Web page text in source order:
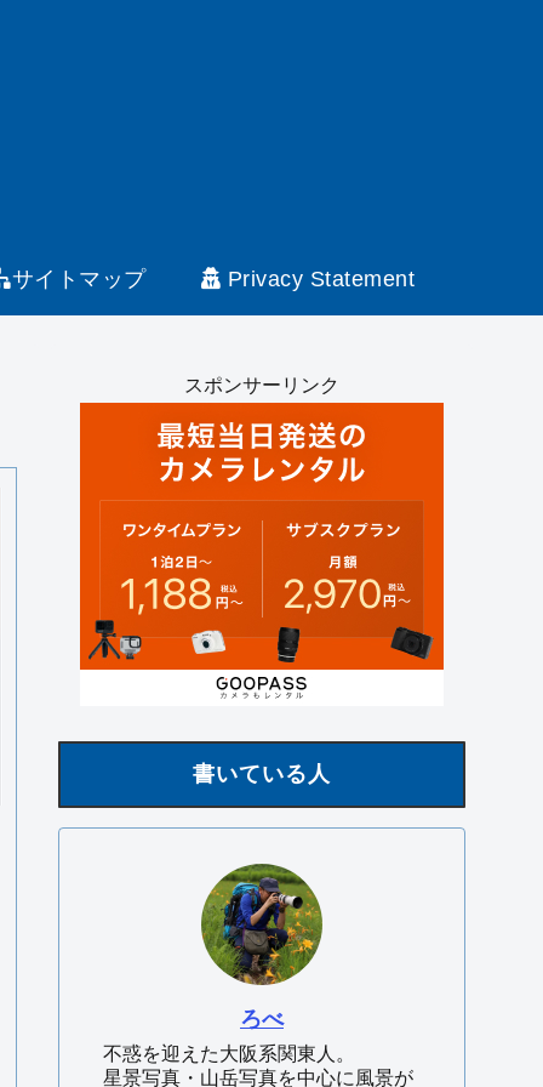
サイトマップ Privacy Statement
スポンサーリンク
書いている人
ろべ
不惑を迎えた大阪系関東人。
星景写真・山岳写真を中心に風景が